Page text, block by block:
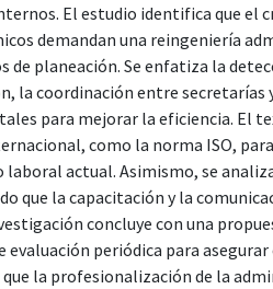
El estudio identifica que el
demandan una reingeniería
planeación. Se enfatiza la
la coordinación entre secretarías
para mejorar la eficiencia. El
como la norma ISO,
actual. Asimismo, se
que la capacitación y la
concluye con una
periódica para
la profesionalización de la